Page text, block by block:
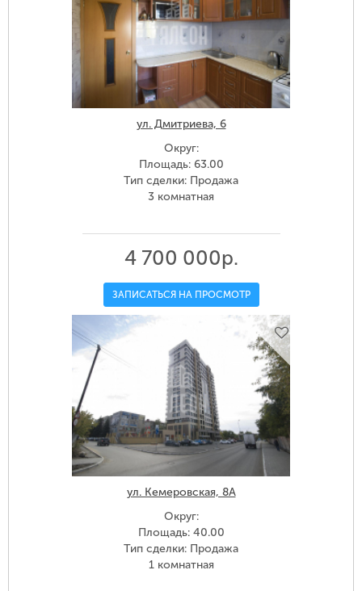
ул. Дмитриева, 6
Округ:
Площадь: 63.00
Тип сделки: Продажа
3 комнатная
4 700 000р.
ЗАПИСАТЬСЯ НА ПРОСМОТР
ул. Кемеровская, 8А
Округ:
Площадь: 40.00
Тип сделки: Продажа
1 комнатная